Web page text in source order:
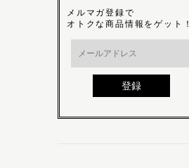
メルマガ登録で
オトクな商品情報をゲット！